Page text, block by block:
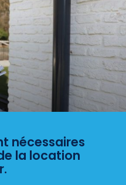
nécessaires
la location